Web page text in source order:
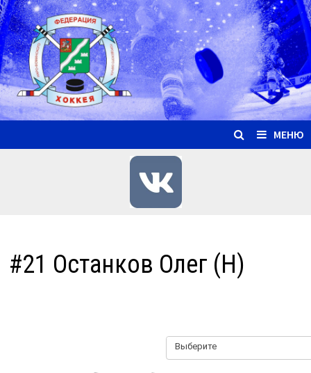
Перейти
к
содержимому
МЕНЮ
#21 Останков Олег (Н)
Выберите